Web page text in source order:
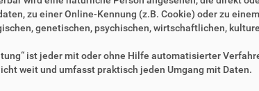
zu einer Online-Kennung (z.B. Cookie) oder zu
genetischen, psychischen, wirtschaftlichen,
ist jeder mit oder ohne Hilfe automatisierter
weit und umfasst praktisch jeden Umgang mit Daten.